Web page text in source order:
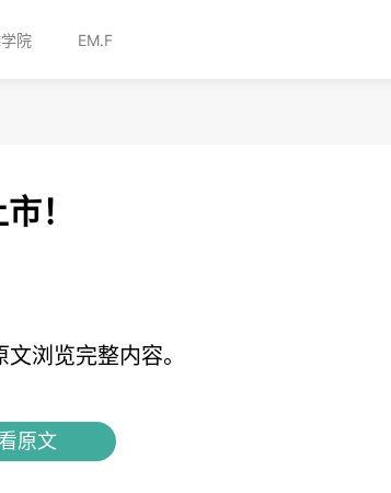
院 EM.F
！
浏览完整内容。
原文